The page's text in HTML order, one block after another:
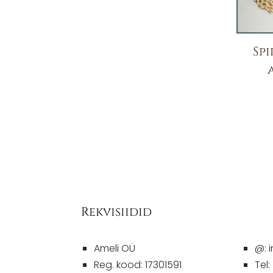
Rekvisiidid
Ameli OÜ
Reg. kood: 17301591
@: